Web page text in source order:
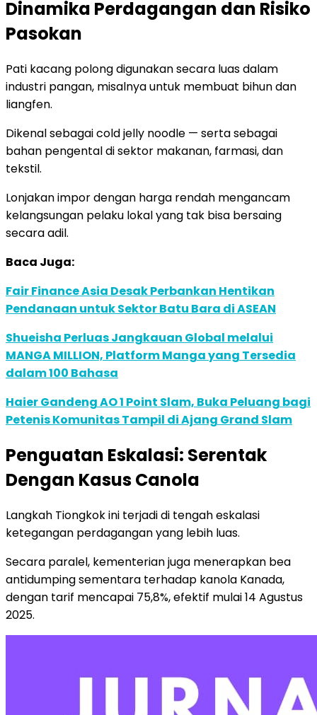
Dinamika Perdagangan dan Risiko
Pasokan
Pati kacang polong digunakan secara luas dalam
industri pangan, misalnya untuk membuat bihun dan
liangfen.
Dikenal sebagai cold jelly noodle — serta sebagai
bahan pengental di sektor makanan, farmasi, dan
tekstil.
Lonjakan impor dengan harga rendah mengancam
kelangsungan pelaku lokal yang tak bisa bersaing
secara adil.
Baca Juga:
Fair Finance Asia Desak Perbankan Hentikan
Pendanaan untuk Sektor Batu Bara di ASEAN
Shueisha Perluas Jangkauan Global melalui
MANGA MILLION, Platform Manga yang Tersedia
dalam 100 Bahasa
Haier Gandeng AO 1 Point Slam, Buka Peluang bagi
Petenis Komunitas Tampil di Ajang Grand Slam
Penguatan Eskalasi: Serentak
Dengan Kasus Canola
Langkah Tiongkok ini terjadi di tengah eskalasi
ketegangan perdagangan yang lebih luas.
Secara paralel, kementerian juga menerapkan bea
antidumping sementara terhadap kanola Kanada,
dengan tarif mencapai 75,8%, efektif mulai 14 Agustus
2025.